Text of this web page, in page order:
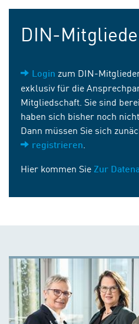
DIN-
Login zum DIN-
exklusiv für die
Mitgliedschaft. Sie sind
haben sich bisher noch
Dann müssen Sie sich
registrieren
Hier kommen Sie Zur